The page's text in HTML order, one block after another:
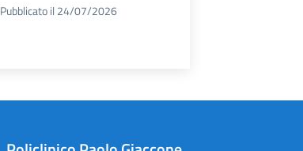
Pubblicato il 24/07/2026